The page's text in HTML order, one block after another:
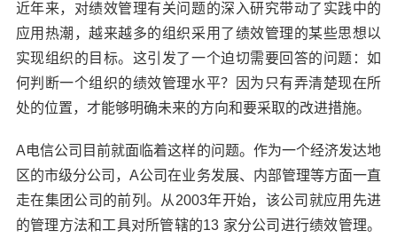
近年来，对绩效管理有关问题的深入研究带动了实践中的
应用热潮，越来越多的组织采用了绩效管理的某些思想以
实现组织的目标。这引发了一个迫切需要回答的问题：如
何判断一个组织的绩效管理水平？因为只有弄清楚现在所
处的位置，才能够明确未来的方向和要采取的改进措施。
A电信公司目前就面临着这样的问题。作为一个经济发达地
区的市级分公司，A公司在业务发展、内部管理等方面一直
走在集团公司的前列。从2003年开始，该公司就应用先进
的管理方法和工具对所管辖的13 家分公司进行绩效管理。